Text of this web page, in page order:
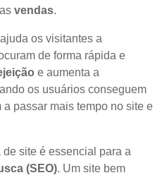
vendas.
os visitantes a
de forma rápida e
e aumenta a
os usuários conseguem
passar mais tempo no site e
site é essencial para a
(SEO). Um site bem